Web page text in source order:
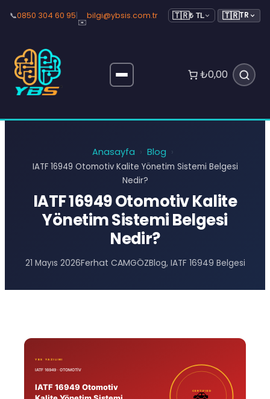
📞0850 304 60 95|
✉️
bilgi@ybsis.com.tr 🇹🇷₺ TL 🇹🇷TR
₺0,00
Anasayfa › Blog ›
IATF 16949 Otomotiv Kalite Yönetim Sistemi Belgesi
Nedir?
IATF 16949 Otomotiv Kalite
Yönetim Sistemi Belgesi
Nedir?
21 Mayıs 2026Ferhat CAMGÖZBlog, IATF 16949 Belgesi